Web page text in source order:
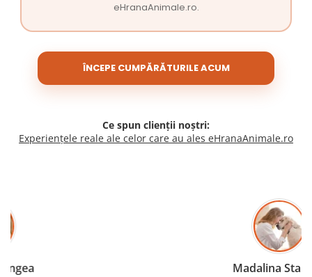
eHranaAnimale.ro.
ÎNCEPE CUMPĂRĂTURILE ACUM
Ce spun clienții noștri:
Experiențele reale ale celor care au ales eHranaAnimale.ro